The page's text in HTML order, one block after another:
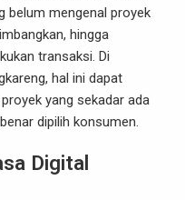
belum mengenal proyek
hingga
transaksi. Di
hal ini dapat
yang sekadar ada
dipilih konsumen.
Digital